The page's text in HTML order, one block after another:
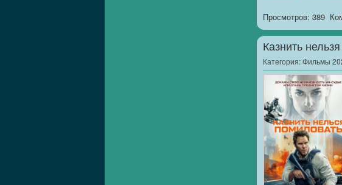
Просмотров: 389
Казнить
Категория:Фильмы